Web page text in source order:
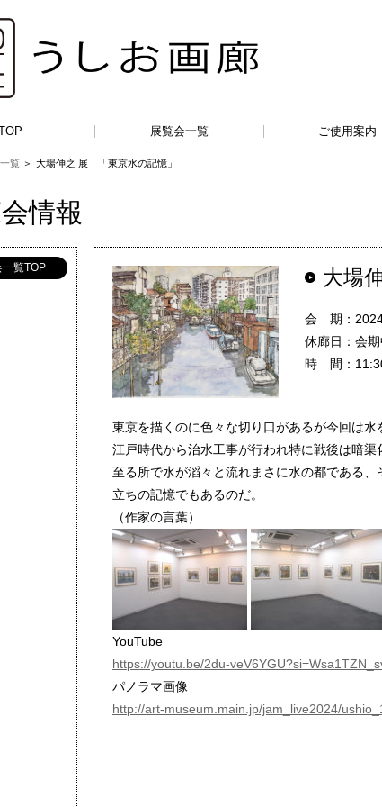
展覧会一覧 ご使用案内
覧 ＞ 大場伸之 展 「東京水の記憶」
情報
大場
会 期：
休廊日：会
時 間：
東京を描くのに色々な切り口があるが今回は水
江戸時代から治水工事が行われ特に戦後は暗
至る所で水が滔々と流れまさに水の都である
立ちの記憶でもあるのだ。
（作家の言葉）
YouTube
https://youtu.be/2du-
パノラマ画像
http://art-museum.main.jp/jam_live2024/
覧TOP